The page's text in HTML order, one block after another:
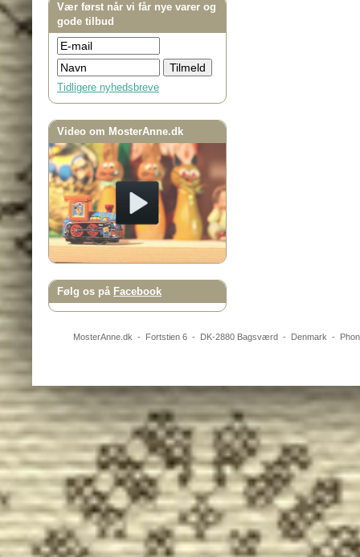
Vær først når vi får nye varer og
gode tilbud
Tidligere nyhedsbreve
Video om MosterAnne.dk
Følg os på Facebook
MosterAnne.dk - Fortstien 6- DK-2880 Bagsværd- Denmark -